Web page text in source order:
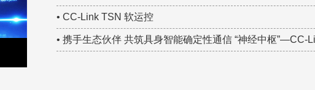
• CC-Link TSN 软运控
• 携手生态伙伴 共筑具身智能确定性通信 “神经中枢”—CC-